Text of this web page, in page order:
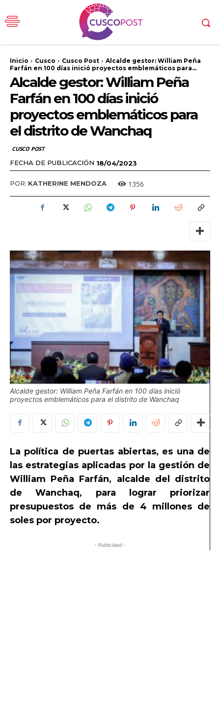
Inicio Cusco Cusco Post
Alcalde gestor: William Peña
Farfán en 100 días inició proyectos emblemáticos para...
Alcalde gestor: William Peña
Farfán en 100 días inició
proyectos emblemáticos para
el distrito de Wanchaq
CUSCO POST
FECHA DE PUBLICACIÓN 18/04/2023
POR: KATHERINE MENDOZA 1356
Alcalde gestor: William Peña Farfán en 100 días inició
proyectos emblemáticos para el distrito de Wanchaq
La política de puertas abiertas, es una de
las estrategias aplicadas por la gestión de
William Peña Farfán, alcalde del distrito
de Wanchaq, para lograr priorizar
presupuestos de más de 4 millones de
soles por proyecto.
- Publicidad -